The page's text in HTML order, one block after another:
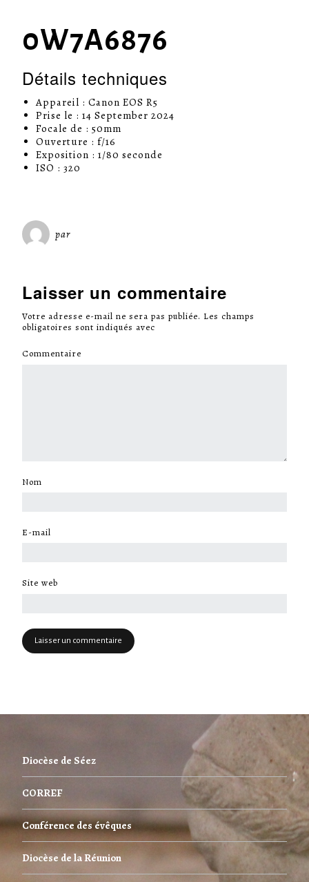
0W7A6876
Détails techniques
Appareil : Canon EOS R5
Prise le : 14 September 2024
Focale de : 50mm
Ouverture : f/16
Exposition : 1/80 seconde
ISO : 320
par
Laisser un commentaire
Votre adresse e-mail ne sera pas publiée. Les champs
obligatoires sont indiqués avec
Commentaire
Nom
E-mail
Site web
Diocèse de Séez
CORREF
Conférence des évêques
Diocèse de la Réunion